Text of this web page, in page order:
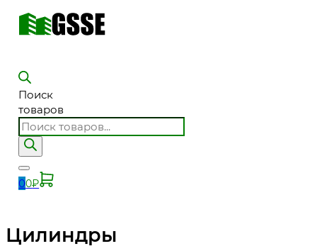
Поиск
товаров
00₽
Цилиндры